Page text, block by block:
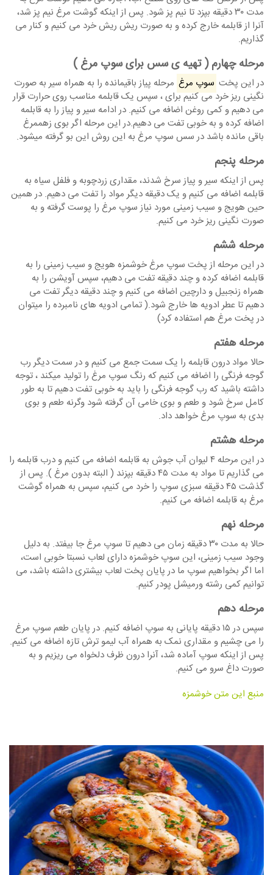
مدت ۳۰ دقیقه بپزد تا نیم پز شود. پس از اینکه گوشت مرغ نیم پز شد،
آنرا از قابلمه خارج کرده و به صورت ریش ریش خرد می کنیم و کنار می
گذاریم.
مرحله چهارم ( تهیه ی سس برای سوپ مرغ )
در این پخت سوپ مرغ مرحله پیاز باقیمانده را به همراه سیر به صورت
نگینی ریز خرد می کنیم برای ، سپس یک قابلمه مناسب روی حرارت قرار
می دهیم و کمی روغن اضافه می کنیم. در ادامه سیر و پیاز را به قابلمه
اضافه کرده و به خوبی تفت می دهیم.در این مرحله اگر بوی زهممرغ
باقی مانده باشد در سس سوپ مرغ به این روش این بو گرفته میشود.
مرحله پنجم
پس از اینکه سیر و پیاز سرخ شدند، مقداری زردچوبه و فلفل سیاه به
قابلمه اضافه می کنیم و یک دقیقه دیگر مواد را تفت می دهیم. در همین
حین هویج و سیب زمینی مورد نیاز سوپ مرغ را پوست گرفته و به
صورت نگینی ریز خرد می کنیم.
مرحله ششم
در این مرحله از پخت سوپ مرغ خوشمزه هویج و سیب زمینی را به
قابلمه اضافه کرده و چند دقیقه تفت می دهیم، سپس آویشن را به
همراه زنجبیل و دارچین اضافه می کنیم و چند دقیقه دیگر تفت می
دهیم تا عطر ادویه ها خارج شود.( تمامی ادویه های نامبرده را میتوان
در پخت مرغ هم استفاده کرد)
مرحله هفتم
حالا مواد درون قابلمه را یک سمت جمع می کنیم و در سمت دیگر رب
گوجه فرنگی را اضافه می کنیم که رنگ سوپ مرغ را تولید میکند ، توجه
داشته باشید که رب گوجه فرنگی را باید به خوبی تفت دهیم تا به طور
کامل سرخ شود و طعم و بوی خامی آن گرفته شود وگرنه طعم و بوی
بدی به سوپ مرغ خواهد داد.
مرحله هشتم
در این مرحله ۴ لیوان آب جوش به قابلمه اضافه می کنیم و درب قابلمه را
می گذاریم تا مواد به مدت ۴۵ دقیقه بپزند ( البته بدون مرغ ). پس از
گذشت ۴۵ دقیقه سبزی سوپ را خرد می کنیم، سپس به همراه گوشت
مرغ به قابلمه اضافه می کنیم.
مرحله نهم
حالا به مدت ۳۰ دقیقه زمان می دهیم تا سوپ مرغ جا بیفتد. به دلیل
وجود سیب زمینی، این سوپ خوشمزه دارای لعاب نسبتا خوبی است،
اما اگر بخواهیم سوپ ما در پایان پخت لعاب بیشتری داشته باشد، می
توانیم کمی رشته ورمیشل پودر کنیم.
مرحله دهم
سپس در ۱۵ دقیقه پایانی به سوپ اضافه کنیم. در پایان طعم سوپ مرغ
را می چشیم و مقداری نمک به همراه آب لیمو ترش تازه اضافه می کنیم.
پس از اینکه سوپ آماده شد، آنرا درون ظرف دلخواه می ریزیم و به
صورت داغ سرو می کنیم.
منبع این متن خوشمزه